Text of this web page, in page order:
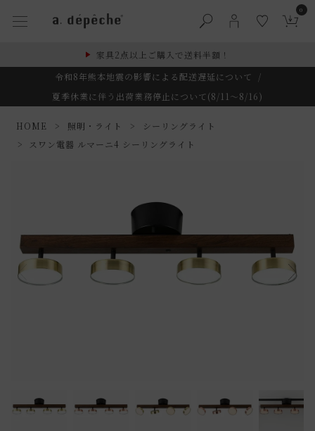
0
家具2点以上ご購入で送料半額！
令和8年熊本地震の影響による配送遅延について
/
夏季休業に伴う出荷業務停止について(8/11～8/16)
HOME 照明・ライト
シーリングライト
スワン電器 ルマーニ4 シーリングライト